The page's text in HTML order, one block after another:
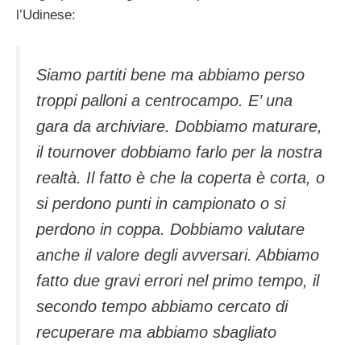
l’Udinese:
Siamo partiti bene ma abbiamo perso
troppi palloni a centrocampo. E’ una
gara da archiviare. Dobbiamo maturare,
il tournover dobbiamo farlo per la nostra
realtà. Il fatto è che la coperta è corta, o
si perdono punti in campionato o si
perdono in coppa. Dobbiamo valutare
anche il valore degli avversari. Abbiamo
fatto due gravi errori nel primo tempo, il
secondo tempo abbiamo cercato di
recuperare ma abbiamo sbagliato